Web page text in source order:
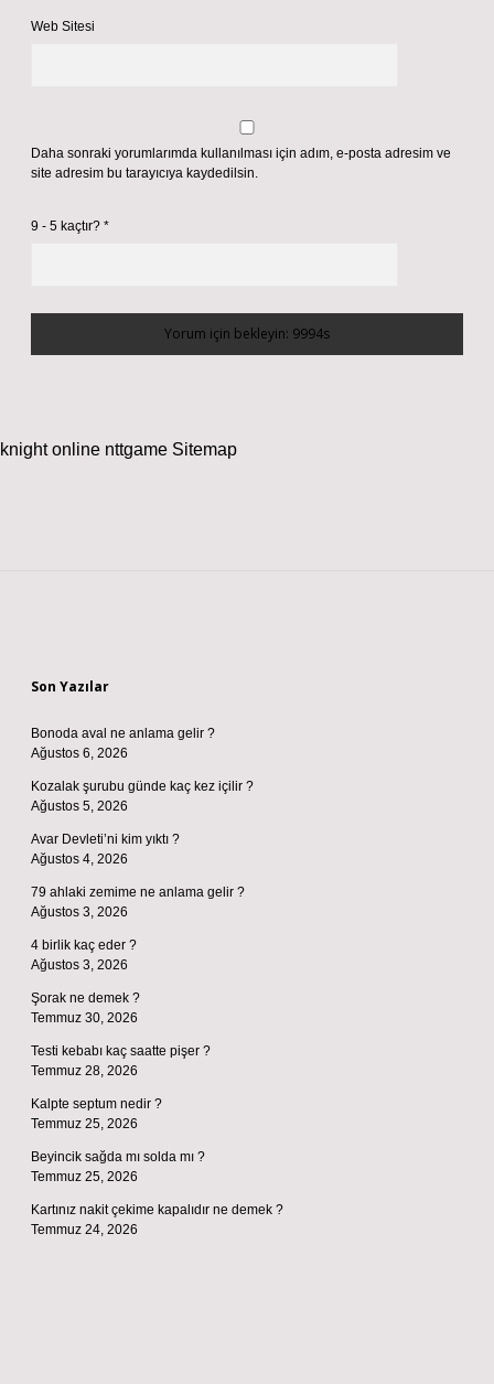
Web Sitesi
Daha sonraki yorumlarımda kullanılması için adım, e-posta adresim ve
site adresim bu tarayıcıya kaydedilsin.
9 - 5 kaçtır? *
knight online nttgame Sitemap
Son Yazılar
Bonoda aval ne anlama gelir ?
Ağustos 6, 2026
Kozalak şurubu günde kaç kez içilir ?
Ağustos 5, 2026
Avar Devleti’ni kim yıktı ?
Ağustos 4, 2026
79 ahlaki zemime ne anlama gelir ?
Ağustos 3, 2026
4 birlik kaç eder ?
Ağustos 3, 2026
Şorak ne demek ?
Temmuz 30, 2026
Testi kebabı kaç saatte pişer ?
Temmuz 28, 2026
Kalpte septum nedir ?
Temmuz 25, 2026
Beyincik sağda mı solda mı ?
Temmuz 25, 2026
Kartınız nakit çekime kapalıdır ne demek ?
Temmuz 24, 2026